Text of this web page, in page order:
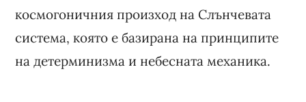
космогоничния произход на Слънчевата
система, която е базирана на принципите
на детерминизма и небесната механика.